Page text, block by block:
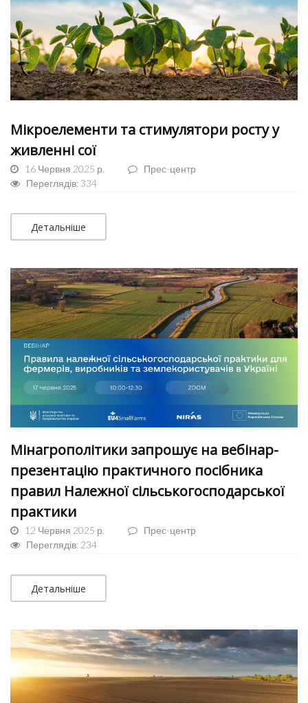
Мікроелементи та стимулятори росту у
живленні сої
16 Червня 2025 р.
Прес-центр
Переглядів: 334
Детальніше
Мінагрополітики запрошує на вебінар-
презентацію практичного посібника
правил Належної сільськогосподарської
практики
12 Червня 2025 р.
Прес-центр
Переглядів: 234
Детальніше